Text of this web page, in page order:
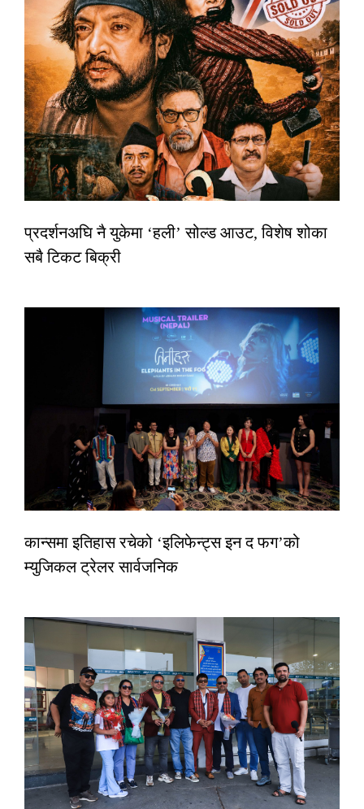
प्रदर्शनअघि नै युकेमा ‘हली’ सोल्ड आउट, विशेष शोका
सबै टिकट बिक्री
कान्समा इतिहास रचेको ‘इलिफेन्ट्स इन द फग’को
म्युजिकल ट्रेलर सार्वजनिक